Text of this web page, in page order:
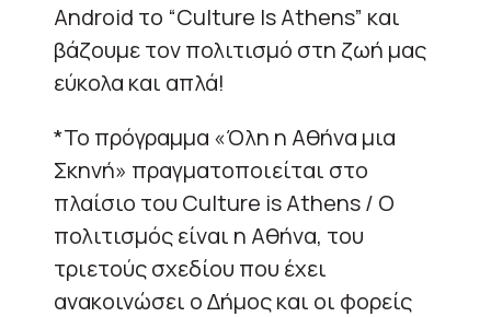
Android το “Culture Is Athens” και
βάζουμε τον πολιτισμό στη ζωή μας
εύκολα και απλά!
*Το πρόγραμμα «Όλη η Αθήνα μια
Σκηνή» πραγματοποιείται στο
πλαίσιο του Culture is Athens / Ο
πολιτισμός είναι η Αθήνα, του
τριετούς σχεδίου που έχει
ανακοινώσει ο Δήμος και οι φορείς